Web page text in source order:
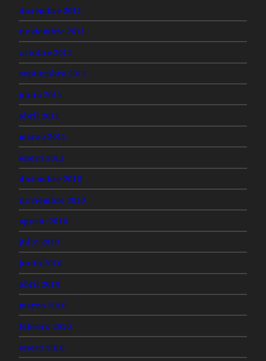
diciembre 2011
noviembre 2011
octubre 2011
septiembre 2011
junio 2011
abril 2011
marzo 2011
enero 2011
diciembre 2010
noviembre 2010
agosto 2010
julio 2010
junio 2010
abril 2010
marzo 2010
febrero 2010
enero 2010